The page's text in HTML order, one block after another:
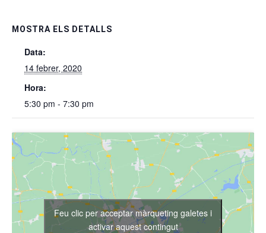
MOSTRA ELS DETALLS
Data:
14 febrer, 2020
Hora:
5:30 pm - 7:30 pm
Feu clic per acceptar màrqueting galetes i
activar aquest contingut